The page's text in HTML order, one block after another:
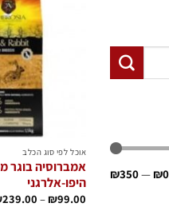
₪0
—
₪350
אוכל לפי סוג הכלב
אמברוסיה בוגר
היפו-אלרגני
₪99.00
–
239.00